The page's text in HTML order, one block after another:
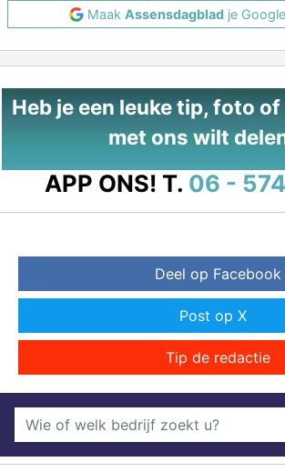
Maak Assensdagblad je
Heb je een leuke tip, foto
met ons wilt
APP ONS! T. 06 -
Deel op Facebook
Post op X
Tip de redactie